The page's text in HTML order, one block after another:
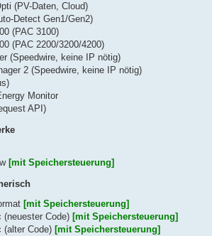
(PV-Daten, Cloud)
Detect Gen1/Gen2)
(PAC 3100)
(PAC 2200/3200/4200)
(Speedwire, keine IP nötig)
2 (Speedwire, keine IP nötig)
Monitor
API)
[mit Speichersteuerung]
[mit Speichersteuerung]
(neuester Code) [mit Speichersteuerung]
(alter Code) [mit Speichersteuerung]